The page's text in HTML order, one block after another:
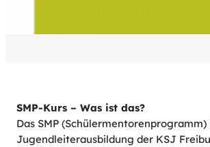
SMP-Kurs – Was ist das?
Das SMP (Schülermentorenprogramm)
Jugendleiterausbildung der KSJ